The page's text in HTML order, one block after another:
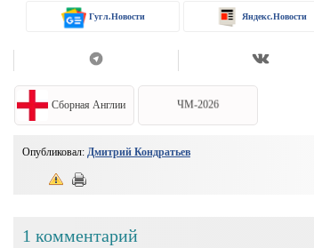
Гугл.Новости Яндекс.Новости
Сборная Англии ЧМ-2026
Опубликовал: Дмитрий Кондратьев
1 комментарий